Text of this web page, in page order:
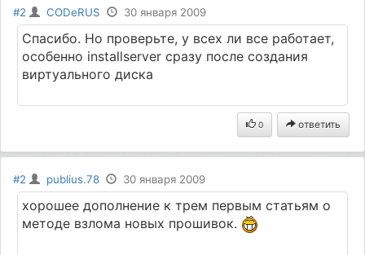
#2 CODeRUS 30 января 2009
Спасибо. Но проверьте, у всех ли все работает,
особенно installserver сразу после создания
виртуального диска
0 ответить
#2 publius.78 30 января 2009
хорошее дополнение к трем первым статьям о
методе взлома новых прошивок.